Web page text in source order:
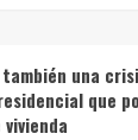
una
que